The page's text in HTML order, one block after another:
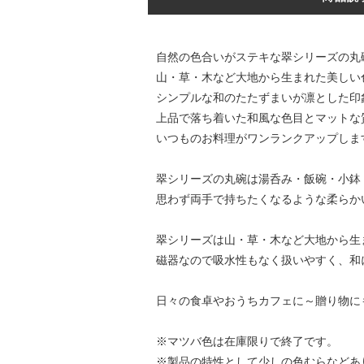
自然の色合いがステキな翠シリーズの丸
山・草・木など大地から生まれた美し
シンプルな和のたたずまいが凛とした印
上品で落ち着いた和風な色目とマット
いつものお料理がワンランクアップしま
翠シリーズの丸碗は湯呑み・飯碗・小
思わず両手で持ちたくなるような柔ら
翠シリーズは山・草・木など大地から
磁器なので吸水性もなく扱いやすく、
日々の食卓やおうちカフェに～贈り物
※マツバ色は在庫限りで終了です。